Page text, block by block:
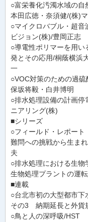
○富栄養化汚濁水域の
本田広徳・奈須健/(株)
○マイクロバブル・超音
ビジョン(株)/豊岡正志
○導電性ポリマーを用い
発とその応用/桐蔭横浜
一
○VOC対策のための過
保坂将毅・白井博明
○排水処理設備の計画
ニアリング(株)
■シリーズ
○フィールド・レポート
難問への挑戦から生ま
夫
○排水処理における生物
生物処理プラントの運
■連載
○台北市初の大型都市
その3 納期延長と外貨
○鳥と人の深呼吸/HST